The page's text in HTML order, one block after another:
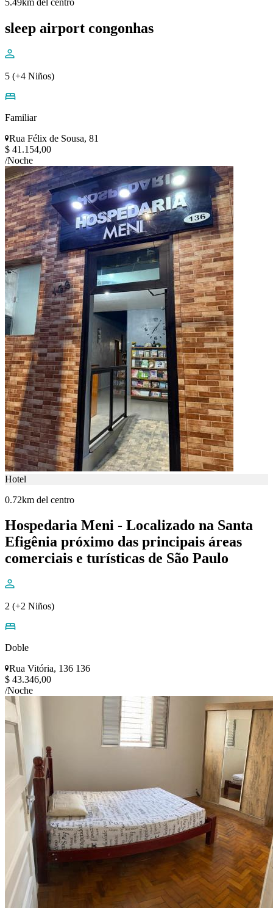
sleep airport congonhas
5 (+4 Niños)
Familiar
Rua Félix de Sousa, 81
$ 41.154,00
/Noche
Hotel
0.72km del centro
Hospedaria Meni - Localizado na Santa
Efigênia próximo das principais áreas
comerciais e turísticas de São Paulo
2 (+2 Niños)
Doble
Rua Vitória, 136 136
$ 43.346,00
/Noche